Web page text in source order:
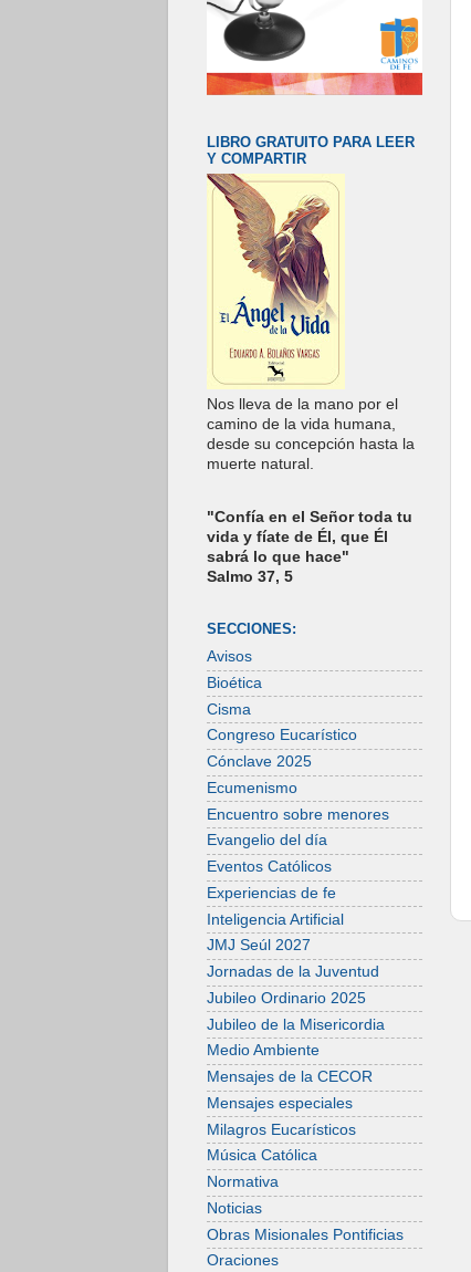
LIBRO GRATUITO PARA LEER
Y COMPARTIR
Nos lleva de la mano por el
camino de la vida humana,
desde su concepción hasta la
muerte natural.
"Confía en el Señor toda tu
vida y fíate de Él, que Él
sabrá lo que hace"
Salmo 37, 5
SECCIONES:
Avisos
Bioética
Cisma
Congreso Eucarístico
Cónclave 2025
Ecumenismo
Encuentro sobre menores
Evangelio del día
Eventos Católicos
Experiencias de fe
Inteligencia Artificial
JMJ Seúl 2027
Jornadas de la Juventud
Jubileo Ordinario 2025
Jubileo de la Misericordia
Medio Ambiente
Mensajes de la CECOR
Mensajes especiales
Milagros Eucarísticos
Música Católica
Normativa
Noticias
Obras Misionales Pontificias
Oraciones